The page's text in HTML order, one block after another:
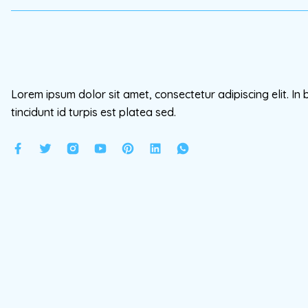
Lorem ipsum dolor sit amet, consectetur adipiscing elit. In
tincidunt id turpis est platea sed.